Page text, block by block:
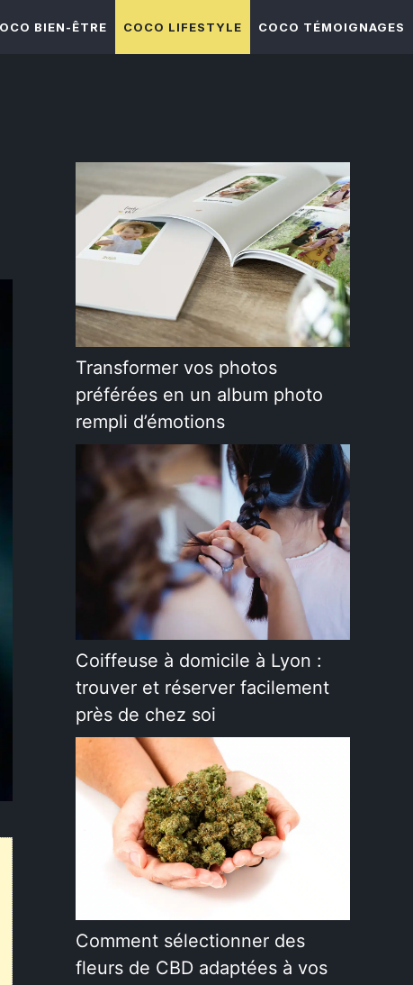
BIEN-ÊTRE COCO LIFESTYLE COCO TÉMOIGNAGES
Transformer vos photos
préférées en un album photo
rempli d’émotions
Coiffeuse à domicile à Lyon :
trouver et réserver facilement
près de chez soi
Comment sélectionner des
fleurs de CBD adaptées à vos